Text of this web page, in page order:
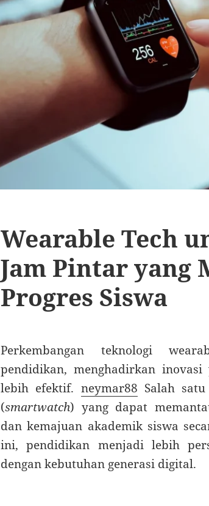
Wearable Tech
Jam Pintar yang
Progres Siswa
Perkembangan teknologi
pendidikan, menghadirkan
lebih efektif. neymar88 Salah
(smartwatch) yang dapat
dan kemajuan akademik siswa
ini, pendidikan menjadi lebih
dengan kebutuhan generasi digital.